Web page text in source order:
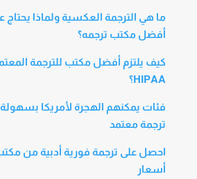
ما هي الترجمة العكسية ولماذا يحتاج
أفضل مكتب ترجمه؟
كيف يلتزم أفضل مكتب للترجمة
HIPAA؟
فئات يمكنهم الهجرة لأمريكا
ترجمة معتمد
احصل على ترجمة فورية أدبية من
أسعار